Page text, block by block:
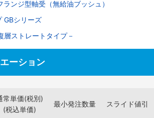
ンジ型軸受（無給油ブッシュ）
GBシリーズ
層ストレートタイプ－
ーション
常単価(税別)
(税込単価)
最小発注数量 スライド値引